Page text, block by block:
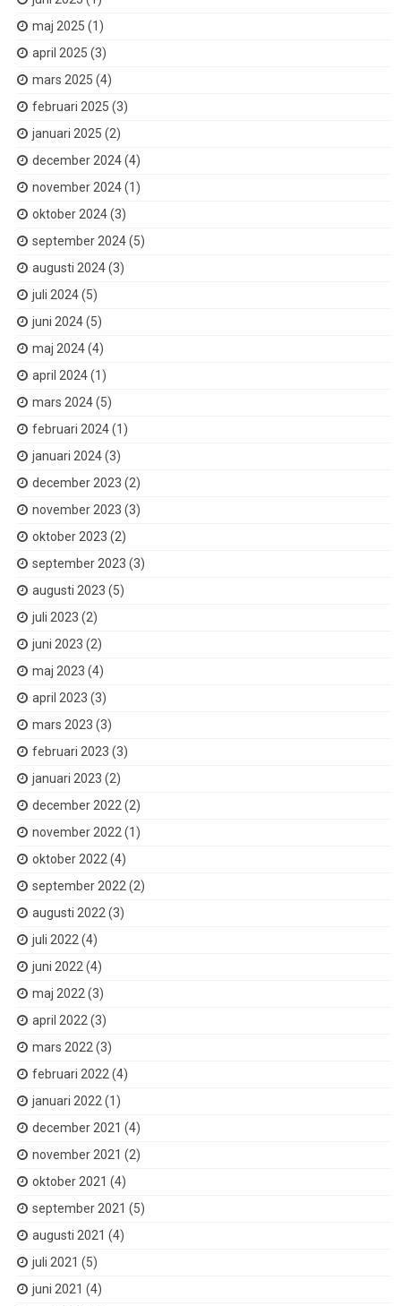
maj 2025 (1)
april 2025 (3)
mars 2025 (4)
februari 2025 (3)
januari 2025 (2)
december 2024(4)
november 2024(1)
oktober 2024(3)
september 2024(5)
augusti 2024(3)
juli 2024(5)
juni 2024(5)
maj 2024(4)
april 2024(1)
mars 2024(5)
februari 2024(1)
januari 2024(3)
december 2023 (2)
november 2023 (3)
oktober 2023 (2)
september 2023 (3)
augusti 2023 (5)
juli 2023 (2)
juni 2023 (2)
maj 2023 (4)
april 2023 (3)
mars 2023 (3)
februari 2023 (3)
januari 2023 (2)
december 2022 (2)
november 2022 (1)
oktober 2022 (4)
september 2022 (2)
augusti 2022 (3)
juli 2022 (4)
juni 2022 (4)
maj 2022 (3)
april 2022 (3)
mars 2022 (3)
februari 2022 (4)
januari 2022 (1)
december 2021 (4)
november 2021 (2)
oktober 2021 (4)
september 2021 (5)
augusti 2021 (4)
juli 2021 (5)
juni 2021 (4)